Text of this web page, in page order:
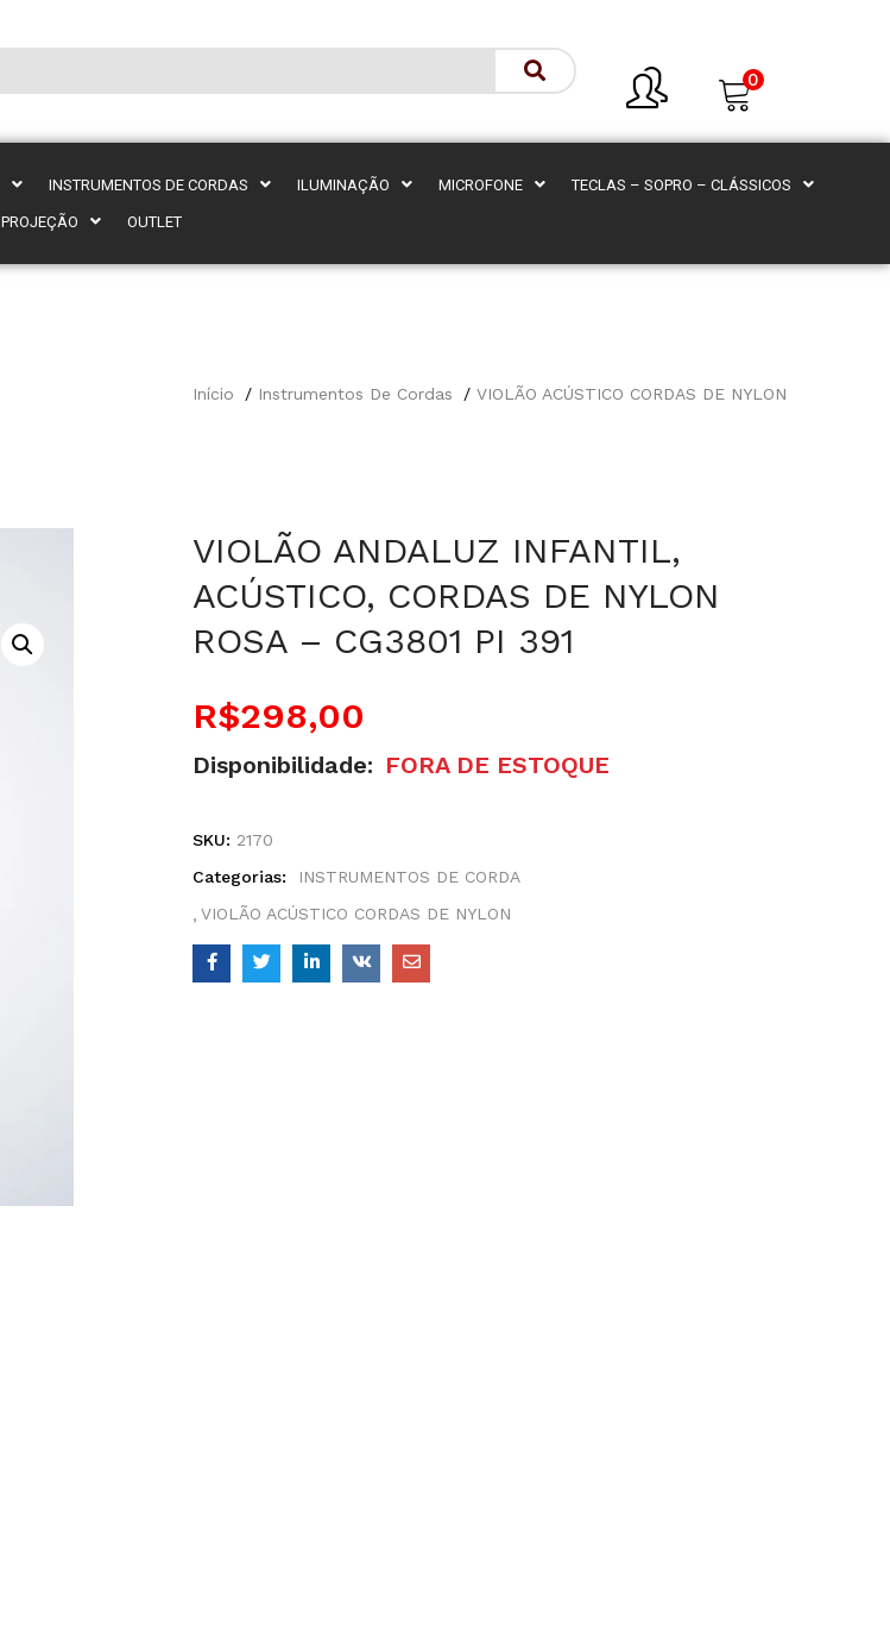
0
INSTRUMENTOS DE CORDAS ILUMINAÇÃO MICROFONE TECLAS – SOPRO – CLÁSSICOS
PROJEÇÃO OUTLET
Início Instrumentos De Cordas VIOLÃO ACÚSTICO CORDAS DE NYLON
VIOLÃO ANDALUZ INFANTIL,
ACÚSTICO, CORDAS DE NYLON
ROSA – CG3801 PI 391
R$298,00
Disponibilidade: FORA DE ESTOQUE
SKU: 2170
Categorias:
INSTRUMENTOS DE CORDA
VIOLÃO ACÚSTICO CORDAS DE NYLON